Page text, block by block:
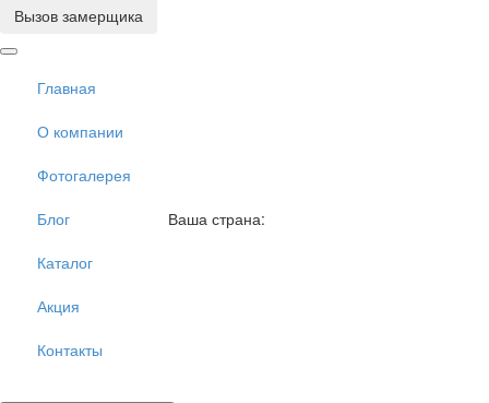
Вызов замерщика
Главная
О компании
Фотогалерея
Блог
Каталог
Акция
Контакты
Ваша страна: